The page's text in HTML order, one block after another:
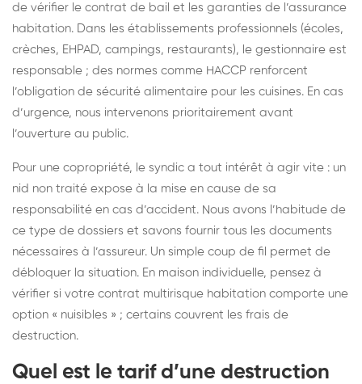
de vérifier le contrat de bail et les garanties de l’assurance
habitation. Dans les établissements professionnels (écoles,
crèches, EHPAD, campings, restaurants), le gestionnaire est
responsable ; des normes comme HACCP renforcent
l’obligation de sécurité alimentaire pour les cuisines. En cas
d’urgence, nous intervenons prioritairement avant
l’ouverture au public.
Pour une copropriété, le syndic a tout intérêt à agir vite : un
nid non traité expose à la mise en cause de sa
responsabilité en cas d’accident. Nous avons l’habitude de
ce type de dossiers et savons fournir tous les documents
nécessaires à l’assureur. Un simple coup de fil permet de
débloquer la situation. En maison individuelle, pensez à
vérifier si votre contrat multirisque habitation comporte une
option « nuisibles » ; certains couvrent les frais de
destruction.
Quel est le tarif d’une destruction